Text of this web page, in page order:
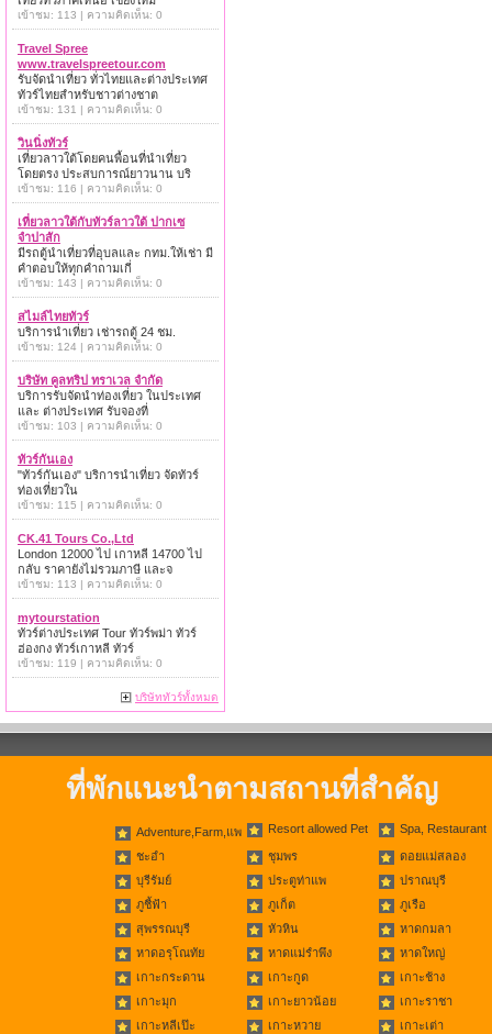
เข้าชม: 113 | ความคิดเห็น: 0
Travel Spree
www.travelspreetour.com
รับจัดนำเที่ยว ทั่วไทยและต่างประเทศ
ทัวร์ไทยสำหรับชาวต่างชาต
เข้าชม: 131 | ความคิดเห็น: 0
วินนิ่งทัวร์
เที่ยวลาวใต้โดยคนพื้อนที่นำเที่ยว
โดยตรง ประสบการณ์ยาวนาน บริ
เข้าชม: 116 | ความคิดเห็น: 0
เที่ยวลาวใต้กับทัวร์ลาวใต้ ปากเซ
จำปาสัก
มีรถตู้นำเที่ยวที่อุบลและ กทม.ให้เช่า มี
คำตอบให้ทุกคำถามเกี่
เข้าชม: 143 | ความคิดเห็น: 0
สไมล์ไทยทัวร์
บริการนำเที่ยว เช่ารถตู้ 24 ชม.
เข้าชม: 124 | ความคิดเห็น: 0
บริษัท คูลทริป ทราเวล จำกัด
บริการรับจัดนำท่องเที่ยว ในประเทศ
และ ต่างประเทศ รับจองที่
เข้าชม: 103 | ความคิดเห็น: 0
ทัวร์กันเอง
"ทัวร์กันเอง" บริการนำเที่ยว จัดทัวร์
ท่องเที่ยวใน
เข้าชม: 115 | ความคิดเห็น: 0
CK.41 Tours Co.,Ltd
London 12000 ไป เกาหลี 14700 ไป
กลับ ราคายังไม่รวมภาษี และจ
เข้าชม: 113 | ความคิดเห็น: 0
mytourstation
ทัวร์ต่างประเทศ Tour ทัวร์พม่า ทัวร์
ฮ่องกง ทัวร์เกาหลี ทัวร์
เข้าชม: 119 | ความคิดเห็น: 0
บริษัททัวร์ทั้งหมด
ที่พักแนะนำตามสถานที่สำคัญ
Adventure,Farm,แพ Resort allowed Pet Spa, Restaurant
ชะอำ ชุมพร
ดอยแม่สลอง
บุรีรัมย์
ประตูท่าแพ
ปราณบุรี
ภูชี้ฟ้า
ภูเก็ต
ภูเรือ
สุพรรณบุรี
หัวหิน
หาดกมลา
หาดอรุโณทัย
หาดแม่รำพึง
หาดใหญ่
เกาะกระดาน
เกาะกูด
เกาะช้าง
เกาะมุก
เกาะยาวน้อย
เกาะราชา
เกาะหลีเป๊ะ
เกาะหวาย
เกาะเต่า